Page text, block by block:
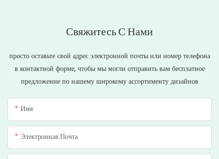
Свяжитесь С Нами
просто оставьте свой адрес электронной почты или номер телефона
в контактной форме, чтобы мы могли отправить вам бесплатное
предложение по нашему широкому ассортименту дизайнов
Имя
Электронная Почта